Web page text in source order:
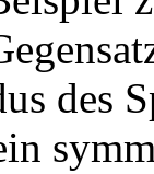
des